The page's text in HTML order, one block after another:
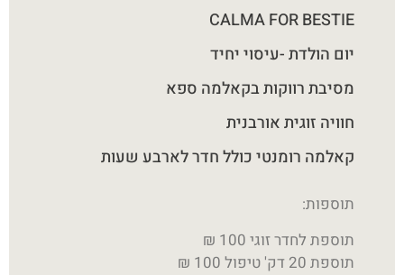
CALMA FOR BESTIE
יום הולדת -עיסוי יחיד
מסיבת רווקות בקאלמה ספא
חוויה זוגית אורבנית
קאלמה רומנטי כולל חדר לארבע שעות
תוספות:
תוספת לחדר זוגי 100 ₪
תוספת 20 דק' טיפול 100 ₪